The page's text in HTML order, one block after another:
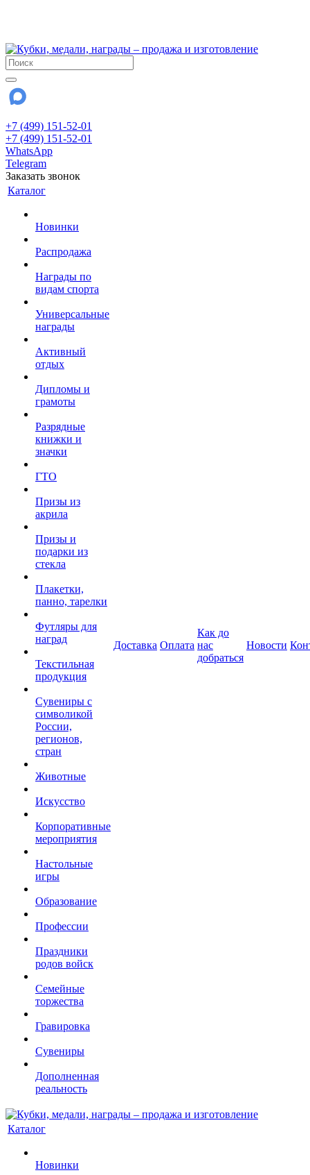
+7 (499) 151-52-01
+7 (499) 151-52-01
WhatsApp
Telegram
Заказать звонок
Каталог
Новинки
Распродажа
Награды по
видам спорта
Универсальные
награды
Активный
отдых
Дипломы и
грамоты
Разрядные
книжки и
значки
ГТО
Призы из
акрила
Призы и
подарки из
стекла
Плакетки,
панно, тарелки
Футляры для
наград
Текстильная
продукция
Сувениры с
символикой
России,
регионов,
стран
Животные
Искусство
Корпоративные
мероприятия
Настольные
игры
Образование
Профессии
Праздники
родов войск
Семейные
торжества
Гравировка
Сувениры
Дополненная
реальность
Доставка Оплата
Как до
нас
добраться
Новости
Каталог
Новинки